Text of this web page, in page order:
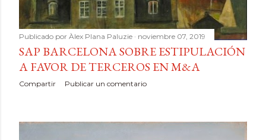
Publicado por Àlex Plana Paluzie noviembre 07, 2019
SAP BARCELONA SOBRE ESTIPULACIÓN
A FAVOR DE TERCEROS EN M&A
Compartir Publicar un comentario